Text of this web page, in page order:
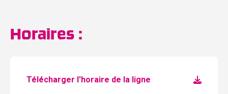
Horaires :
Télécharger l'horaire de la ligne